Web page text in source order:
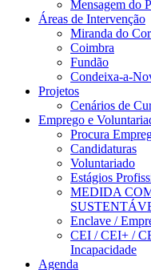
Mensagem do
Áreas de Intervenção
Miranda do
Coimbra
Fundão
Condeixa-a-
Projetos
Cenários de
Emprego e
Procura
Candidaturas
Voluntariado
Estágios
MEDIDA
Enclave /
CEI / CEI+ /
Incapacidade
Agenda